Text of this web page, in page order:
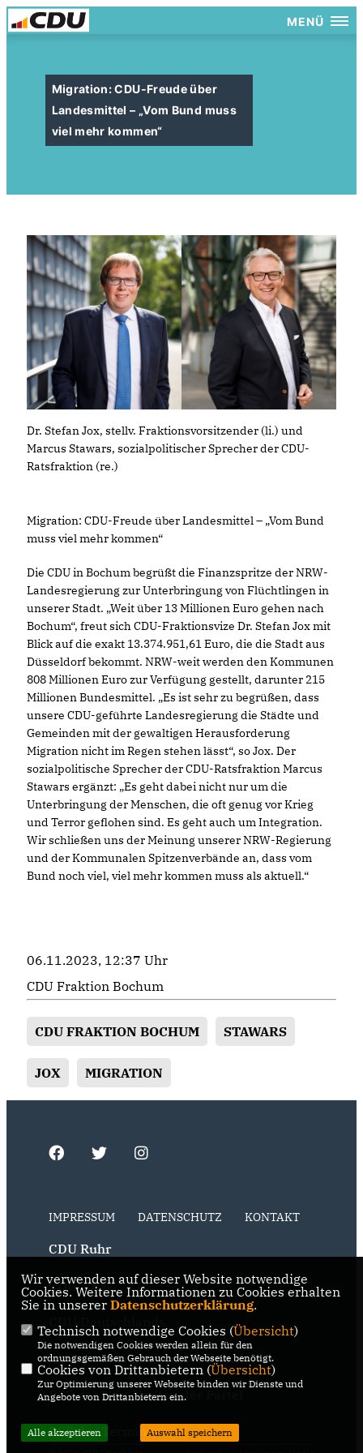
MENÜ
Migration: CDU-Freude über
Landesmittel – „Vom Bund muss
viel mehr kommen“
Dr. Stefan Jox, stellv. Fraktionsvorsitzender (li.) und
Marcus Stawars, sozialpolitischer Sprecher der CDU-
Ratsfraktion (re.)
Migration: CDU-Freude über Landesmittel – „Vom Bund
muss viel mehr kommen“
Die CDU in Bochum begrüßt die Finanzspritze der NRW-
Landesregierung zur Unterbringung von Flüchtlingen in
unserer Stadt. „Weit über 13 Millionen Euro gehen nach
Bochum“, freut sich CDU-Fraktionsvize Dr. Stefan Jox mit
Blick auf die exakt 13.374.951,61 Euro, die die Stadt aus
Düsseldorf bekommt. NRW-weit werden den Kommunen
808 Millionen Euro zur Verfügung gestellt, darunter 215
Millionen Bundesmittel. „Es ist sehr zu begrüßen, dass
unsere CDU-geführte Landesregierung die Städte und
Gemeinden mit der gewaltigen Herausforderung
Migration nicht im Regen stehen lässt“, so Jox. Der
sozialpolitische Sprecher der CDU-Ratsfraktion Marcus
Stawars ergänzt: „Es geht dabei nicht nur um die
Unterbringung der Menschen, die oft genug vor Krieg
und Terror geflohen sind. Es geht auch um Integration.
Wir schließen uns der Meinung unserer NRW-Regierung
und der Kommunalen Spitzenverbände an, dass vom
Bund noch viel, viel mehr kommen muss als aktuell.“
06.11.2023, 12:37 Uhr
CDU Fraktion Bochum
CDU FRAKTION BOCHUM STAWARS
JOX MIGRATION
IMPRESSUM DATENSCHUTZ KONTAKT
CDU Ruhr
CDU NRW
RSS der Neuigkeiten der Fraktion
RSS der Neuigkeiten der Partei
RSS der Termine
Wir verwenden auf dieser Website notwendige
Cookies. Weitere Informationen zu Cookies erhalten
Sie in unserer Datenschutzerklärung.
Technisch notwendige Cookies (Übersicht)
Die notwendigen Cookies werden allein für den
ordnungsgemäßen Gebrauch der Webseite benötigt.
Cookies von Drittanbietern (Übersicht)
Zur Optimierung unserer Webseite binden wir Dienste und
Angebote von Drittanbietern ein.
Alle akzeptieren Auswahl speichern